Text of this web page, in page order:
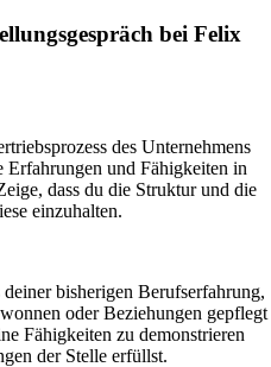
bei Felix
des Unternehmens
und Fähigkeiten in
dass du die Struktur und die
einzuhalten.
bisherigen Berufserfahrung,
oder Beziehungen gepflegt
Fähigkeiten zu demonstrieren
der Stelle erfüllst.